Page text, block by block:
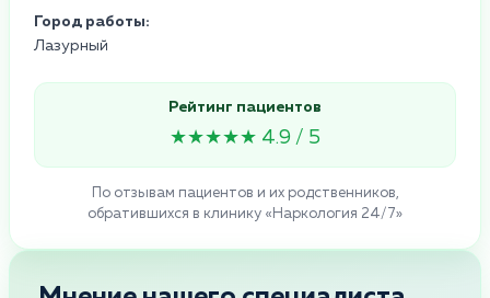
Город работы:
Лазурный
Рейтинг пациентов
★★★★★ 4.9 / 5
По отзывам пациентов и их родственников,
обратившихся в клинику «Наркология 24/7»